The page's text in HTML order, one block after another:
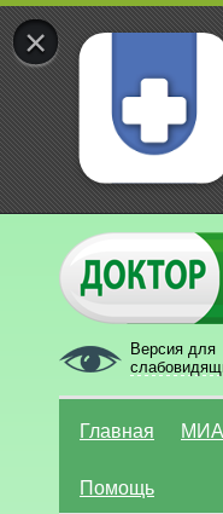
×
Версия для
Главная
Помощь